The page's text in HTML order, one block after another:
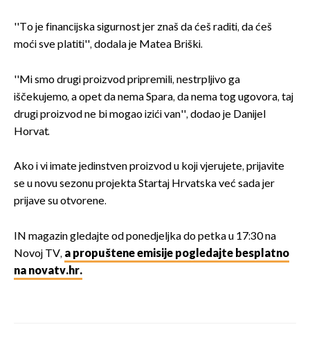
''To je financijska sigurnost jer znaš da ćeš raditi, da ćeš
moći sve platiti'', dodala je Matea Briški.
''Mi smo drugi proizvod pripremili, nestrpljivo ga
iščekujemo, a opet da nema Spara, da nema tog ugovora, taj
drugi proizvod ne bi mogao izići van'', dodao je Danijel
Horvat.
Ako i vi imate jedinstven proizvod u koji vjerujete, prijavite
se u novu sezonu projekta Startaj Hrvatska već sada jer
prijave su otvorene.
IN magazin gledajte od ponedjeljka do petka u 17:30 na
Novoj TV, a propuštene emisije pogledajte besplatno
na novatv.hr.